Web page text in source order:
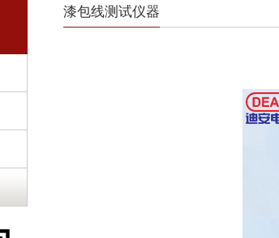
漆包线测试仪器